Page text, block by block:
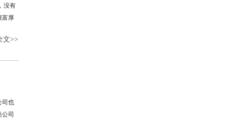
没有
富厚
文>>
司也
司